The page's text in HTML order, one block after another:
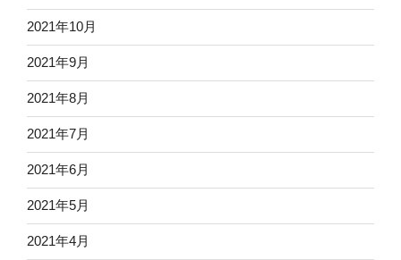
2021年10月
2021年9月
2021年8月
2021年7月
2021年6月
2021年5月
2021年4月